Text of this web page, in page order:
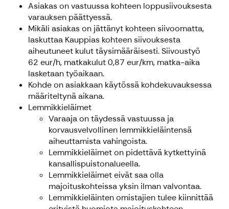
Asiakas on vastuussa kohteen loppusiivouksesta
varauksen päättyessä.
Mikäli asiakas on jättänyt kohteen siivoomatta,
laskuttaa Kauppias kohteen siivouksesta
aiheutuneet kulut täysimääräisesti. Siivoustyö
62 eur/h, matkakulut 0,87 eur/km, matka-aika
lasketaan työaikaan.
Kohde on asiakkaan käytössä kohdekuvauksessa
määriteltynä aikana.
Lemmikkieläimet
Varaaja on täydessä vastuussa ja
korvausvelvollinen lemmikkieläintensä
aiheuttamista vahingoista.
Lemmikkieläimet on pidettävä kytkettyinä
kansallispuistonalueella.
Lemmikkieläimet eivät saa olla
majoituskohteissa yksin ilman valvontaa.
Lemmikkieläinten omistajien tulee kiinnittää